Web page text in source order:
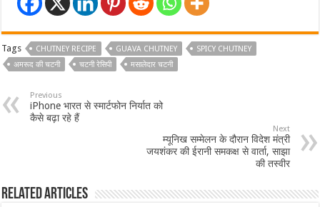
Tags CHUTNEY RECIPE GUAVA CHUTNEY
SPICY CHUTNEY
अमरूद की चटनी
चटनी रेसिपी मसालेदार चटनी
Previous
iPhone भारत से स्मार्टफोन निर्यात को
कैसे बढ़ा रहे हैं
Next
म्यूनिख सम्मेलन के दौरान विदेश मंत्री
जयशंकर की ईरानी समकक्ष से वार्ता, साझा
की तस्वीर
Related Articles